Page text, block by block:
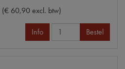
(€ 60,90 excl. btw)
Info Bestel